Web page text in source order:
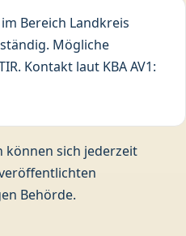
Bereich Landkreis
Mögliche
Kontakt laut KBA AV1:
können sich jederzeit
Behörde.